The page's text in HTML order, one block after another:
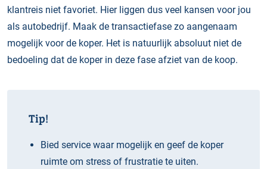
klantreis niet favoriet. Hier liggen dus veel kansen voor jou
als autobedrijf. Maak de transactiefase zo aangenaam
mogelijk voor de koper. Het is natuurlijk absoluut niet de
bedoeling dat de koper in deze fase afziet van de koop.
Tip!
Bied service waar mogelijk en geef de koper
ruimte om stress of frustratie te uiten.